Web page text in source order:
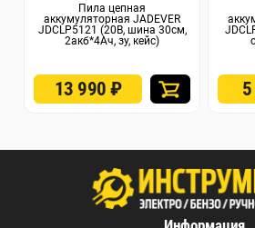
Пила цепная
аккумуляторная JADEVER
JDCLP5121 (20В, шина 30см,
2акб*4Ач, зу, кейс)
13 990 ₽